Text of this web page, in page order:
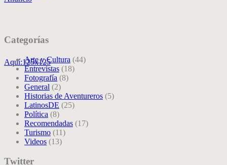
Aquí:125x125
Categorías
Arte y Cultura (44)
Entrevistas (18)
Fotografía (8)
General (2)
Historias de Aventureros (5)
LatinosDE (25)
Política (8)
Recomendadas (17)
Turismo (11)
Videos (13)
Twitter